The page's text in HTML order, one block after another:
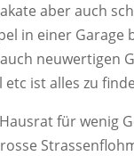
aber auch
in einer Garage
neuwertigen
ist alles zu
für wenig